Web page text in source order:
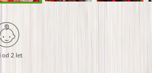
od 2 let